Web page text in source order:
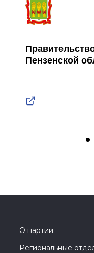
Пензенской
О партии
Региональные